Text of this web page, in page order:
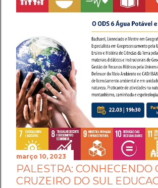
março 10, 2023
PALESTRA: CONHECENDO
CRUZEIRO DO SUL